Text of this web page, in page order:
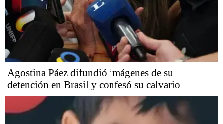
Agostina Páez difundió imágenes de su
detención en Brasil y confesó su calvario